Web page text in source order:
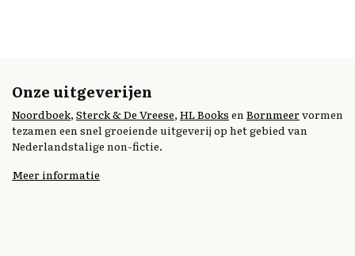
Onze uitgeverijen
Noordboek, Sterck & De Vreese, HL Books en Bornmeervormen
tezamen een snel groeiende uitgeverij op het gebied van
Nederlandstalige non-fictie.
Meer informatie